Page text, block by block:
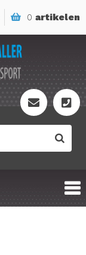
0 artikelen